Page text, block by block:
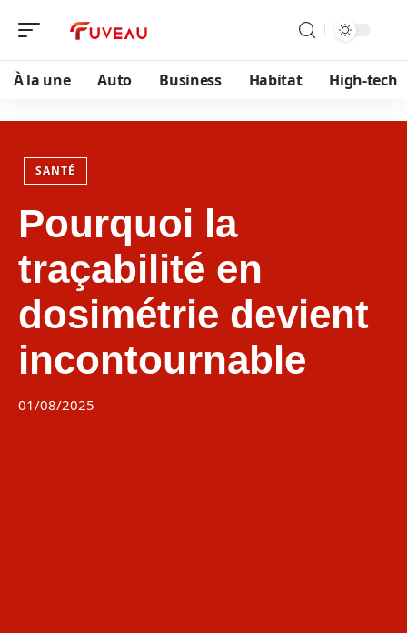
À la une Auto Business Habitat High-tech
SANTÉ
Pourquoi la
traçabilité en
dosimétrie devient
incontournable
01/08/2025